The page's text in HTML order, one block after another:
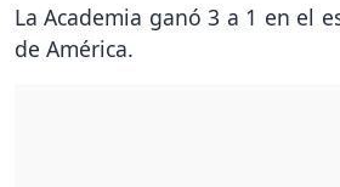
La Academia ganó 3 a 1 en el
de América.